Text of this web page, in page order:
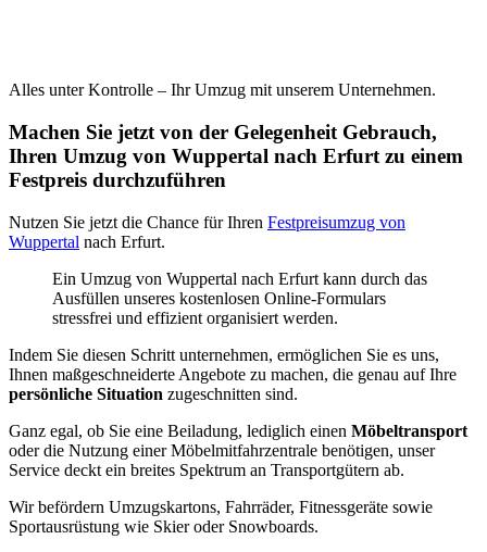
Alles unter Kontrolle – Ihr Umzug mit unserem Unternehmen.
Machen Sie jetzt von der Gelegenheit Gebrauch,
Ihren Umzug von Wuppertal nach Erfurt zu einem
Festpreis durchzuführen
Nutzen Sie jetzt die Chance für Ihren Festpreisumzug von
Wuppertal nach Erfurt.
Ein Umzug von Wuppertal nach Erfurt kann durch das
Ausfüllen unseres kostenlosen Online-Formulars
stressfrei und effizient organisiert werden.
Indem Sie diesen Schritt unternehmen, ermöglichen Sie es uns,
Ihnen maßgeschneiderte Angebote zu machen, die genau auf Ihre
persönliche Situation zugeschnitten sind.
Ganz egal, ob Sie eine Beiladung, lediglich einen Möbeltransport
oder die Nutzung einer Möbelmitfahrzentrale benötigen, unser
Service deckt ein breites Spektrum an Transportgütern ab.
Wir befördern Umzugskartons, Fahrräder, Fitnessgeräte sowie
Sportausrüstung wie Skier oder Snowboards.